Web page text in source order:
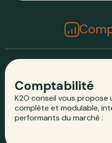
Comptabilité
K2O conseil vous
complète et modulable,
performants du marché :